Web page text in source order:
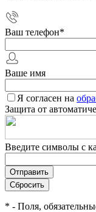
Ваш телефон*
Ваше имя
Я согласен на
Защита от
Введите символы с
* - Поля,